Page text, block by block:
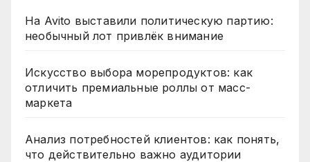
На Avito выставили политическую партию:
необычный лот привлёк внимание
Искусство выбора морепродуктов: как
отличить премиальные роллы от масс-
маркета
Анализ потребностей клиентов: как понять,
что действительно важно аудитории